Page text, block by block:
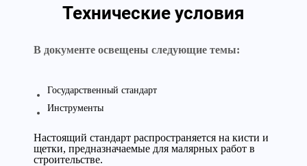
Технические условия
В документе освещены следующие темы:
Государственный стандарт
Инструменты
Настоящий стандарт распространяется на кисти и
щетки, предназначаемые для малярных работ в
строительстве.